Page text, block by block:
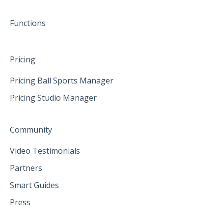
Functions
Pricing
Pricing Ball Sports Manager
Pricing Studio Manager
Community
Video Testimonials
Partners
Smart Guides
Press